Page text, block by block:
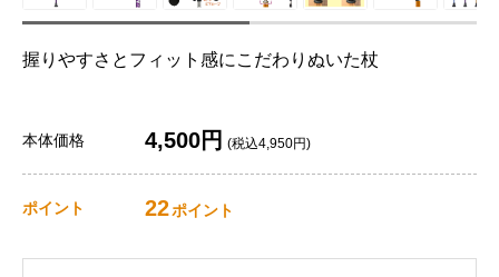
握りやすさとフィット感にこだわりぬいた杖
本体価格 4,500円 (税込4,950円)
ポイント 22ポイント